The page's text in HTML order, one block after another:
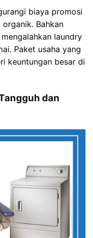
biaya promosi
Bahkan
laundry
Paket usaha yang
keuntungan besar di
dan